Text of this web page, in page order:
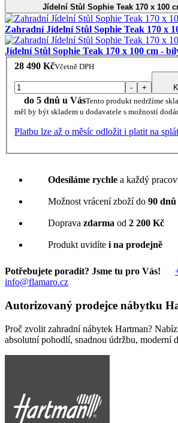
Jídelní Stůl Sophie Teak 170 x 100
Zahradní Jídelní Stůl Sophie Teak 170 x
Jídelní Stůl Sophie Teak 170 x 100 cm -
28 490 KčVčetně DPH
- +
do 5 dnů u VásTento produkt nedržíme
měl by být skladem u dodavatele s možností
Platbu lze až o měsíc odložit i platit na
Odesíláme rychle a každý
Možnost vrácení zboží do 90 dnů
Doprava zdarma od 2 200 Kč
Produkt uvidíte i na prodejně
Potřebujete poradit? Jsme tu pro Vás!
info@flamaro.cz
Autorizovaný prodejce nábytku
Proč zvolit zahradní nábytek Hartman?
absolutní pohodlí, snadnou údržbu, moderní